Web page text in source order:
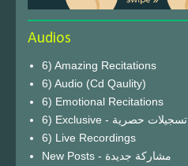
Audios
6) Amazing Recitations
6) Audio (Cd Qaulity)
6) Emotional Recitations
6) Exclusive - تسجيلات حصرية
6) Live Recordings
New Posts - مشاركة جديدة